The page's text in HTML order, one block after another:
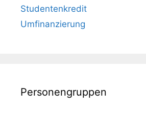
Studentenkredit
Umfinanzierung
Personengruppen